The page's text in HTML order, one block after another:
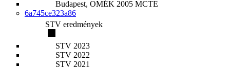
Budapest, OMÉK 2005 MCTE
6a745ce323a86
STV eredmények
STV 2023
STV 2022
STV 2021